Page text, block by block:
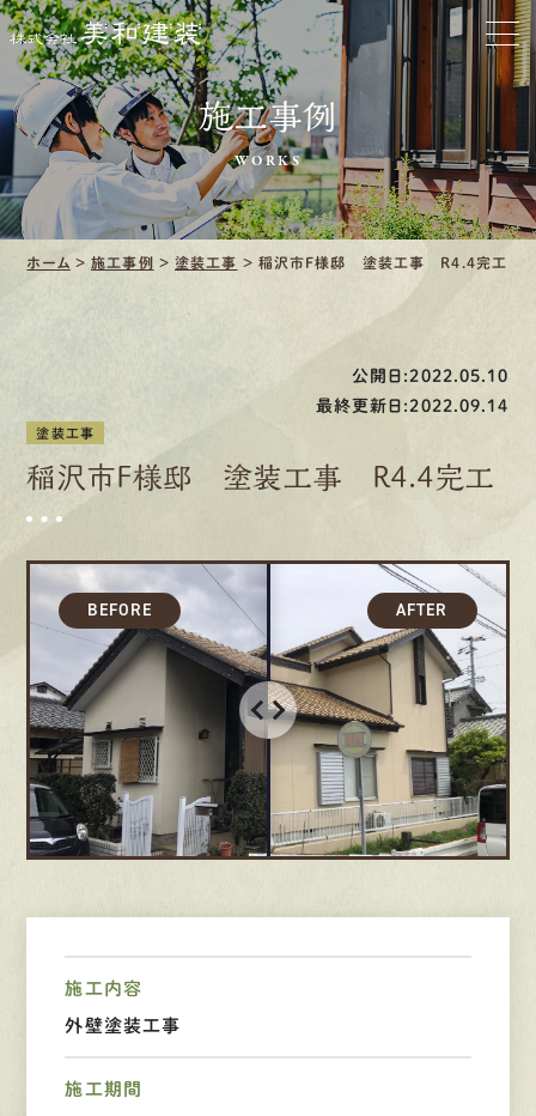
ホーム
お家をきれいに
会社をきれいに
クリーニング
施工事例
募集要項
先輩インタビュー
エントリー
有資格者が、無料建物診断いたします!!
0120-44-2605
営業時間 8:00−18:00 ｜
施工事例
WORKS
ホーム >施工事例 >塗装工事 > 稲沢市F様邸 塗装工事 R4.4完工
公開日:2022.05.10
最終更新日:2022.09.14
塗装工事
稲沢市F様邸 塗装工事 R4.4完工
施工内容
外壁塗装工事
施工期間